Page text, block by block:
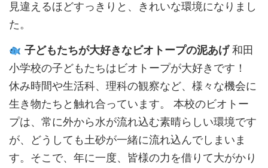
見違えるほどすっきりと、きれいな環境になりまし
た。
子どもたちが大好きなビオトープの泥あげ和田
小学校の子どもたちはビオトープが大好きです！
休み時間や生活科、理科の観察など、様々な機会に
生き物たちと触れ合っています。 本校のビオトー
プは、常に外から水が流れ込む素晴らしい環境です
が、どうしても土砂が一緒に流れ込んでしまいま
す。そこで、年に一度、皆様の力を借りて大がかり